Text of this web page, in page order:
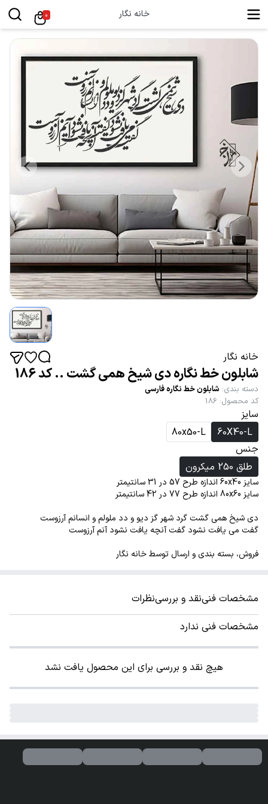
خانه نگار 0
خانه نگار
شابلون خط نگاره دی شیخ همی گشت .. کد 186
دسته بندی: شابلون خط نگاره فارسی
کد محصول:
186
سایز
60X40-L
80x50-L
جنس
طلق 250 میکرون
سایز 60x40 اندازه طرح 57 در 31 سانتیمتر
سایز 80x60 اندازه طرح 77 در 42 سانتیمتر
دی شیخ همی گشت گرد شهر گز دیو و دد ملولم و انسانم آرزوست
گفت می یافت نشود گفت آنچه یافت نشود آنم آرزوست
فروش، بسته بندی و ارسال توسط خانه نگار
مشخصات فنینقد و بررسینظرات
مشخصات فنی ندارد
هیچ نقد و بررسی برای این محصول یافت نشد